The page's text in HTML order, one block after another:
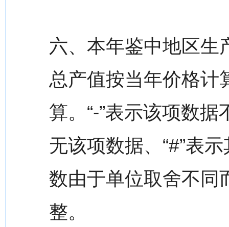
六、本年鉴中地区生
总产值按当年价格计
算。“-”表示该项数
无该项数据、“#”表
数由于单位取舍不同
整。